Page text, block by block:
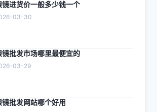
镜进货价一般多少钱一个
03-30
镜批发市场哪里最便宜的
03-29
镜批发网站哪个好用